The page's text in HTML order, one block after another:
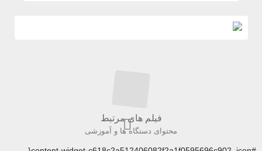
محتوای دستگاه ها و آموزشی